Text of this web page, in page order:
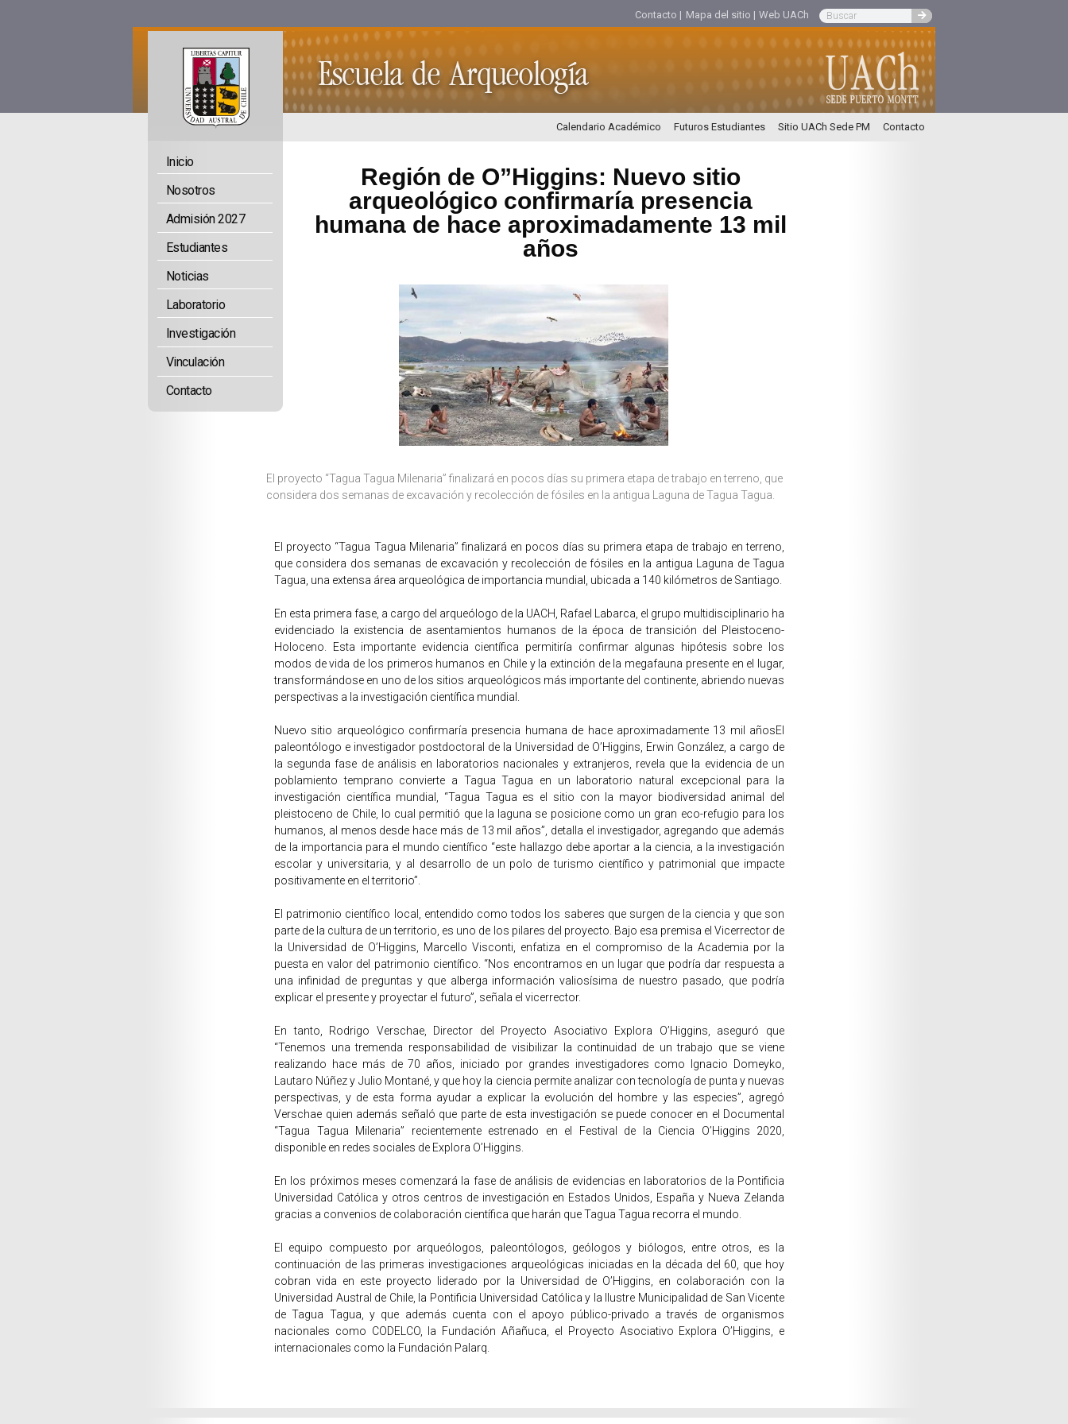
Contacto | Mapa del sitio | Web UACh
Calendario Académico Futuros Estudiantes Sitio UACh Sede PM Contacto
Inicio
Nosotros
Admisión 2027
Estudiantes
Noticias
Laboratorio
Investigación
Vinculación
Contacto
Región de O”Higgins: Nuevo sitio
arqueológico confirmaría presencia
humana de hace aproximadamente 13 mil
años
El proyecto “Tagua Tagua Milenaria” finalizará en pocos días su primera etapa de trabajo en terreno, que
considera dos semanas de excavación y recolección de fósiles en la antigua Laguna de Tagua Tagua.
El proyecto “Tagua Tagua Milenaria” finalizará en pocos días su primera etapa de trabajo en terreno,
que considera dos semanas de excavación y recolección de fósiles en la antigua Laguna de Tagua
Tagua, una extensa área arqueológica de importancia mundial, ubicada a 140 kilómetros de Santiago.
En esta primera fase, a cargo del arqueólogo de la UACH, Rafael Labarca, el grupo multidisciplinario ha
evidenciado la existencia de asentamientos humanos de la época de transición del Pleistoceno-
Holoceno. Esta importante evidencia científica permitiría confirmar algunas hipótesis sobre los
modos de vida de los primeros humanos en Chile y la extinción de la megafauna presente en el lugar,
transformándose en uno de los sitios arqueológicos más importante del continente, abriendo nuevas
perspectivas a la investigación científica mundial.
Nuevo sitio arqueológico confirmaría presencia humana de hace aproximadamente 13 mil añosEl
paleontólogo e investigador postdoctoral de la Universidad de O’Higgins, Erwin González, a cargo de
la segunda fase de análisis en laboratorios nacionales y extranjeros, revela que la evidencia de un
poblamiento temprano convierte a Tagua Tagua en un laboratorio natural excepcional para la
investigación científica mundial, “Tagua Tagua es el sitio con la mayor biodiversidad animal del
pleistoceno de Chile, lo cual permitió que la laguna se posicione como un gran eco-refugio para los
humanos, al menos desde hace más de 13 mil años”, detalla el investigador, agregando que además
de la importancia para el mundo científico “este hallazgo debe aportar a la ciencia, a la investigación
escolar y universitaria, y al desarrollo de un polo de turismo científico y patrimonial que impacte
positivamente en el territorio”.
El patrimonio científico local, entendido como todos los saberes que surgen de la ciencia y que son
parte de la cultura de un territorio, es uno de los pilares del proyecto. Bajo esa premisa el Vicerrector de
la Universidad de O’Higgins, Marcello Visconti, enfatiza en el compromiso de la Academia por la
puesta en valor del patrimonio científico. “Nos encontramos en un lugar que podría dar respuesta a
una infinidad de preguntas y que alberga información valiosísima de nuestro pasado, que podría
explicar el presente y proyectar el futuro”, señala el vicerrector.
En tanto, Rodrigo Verschae, Director del Proyecto Asociativo Explora O’Higgins, aseguró que
“Tenemos una tremenda responsabilidad de visibilizar la continuidad de un trabajo que se viene
realizando hace más de 70 años, iniciado por grandes investigadores como Ignacio Domeyko,
Lautaro Núñez y Julio Montané, y que hoy la ciencia permite analizar con tecnología de punta y nuevas
perspectivas, y de esta forma ayudar a explicar la evolución del hombre y las especies”, agregó
Verschae quien además señaló que parte de esta investigación se puede conocer en el Documental
“Tagua Tagua Milenaria” recientemente estrenado en el Festival de la Ciencia O’Higgins 2020,
disponible en redes sociales de Explora O’Higgins.
En los próximos meses comenzará la fase de análisis de evidencias en laboratorios de la Pontificia
Universidad Católica y otros centros de investigación en Estados Unidos, España y Nueva Zelanda
gracias a convenios de colaboración científica que harán que Tagua Tagua recorra el mundo.
El equipo compuesto por arqueólogos, paleontólogos, geólogos y biólogos, entre otros, es la
continuación de las primeras investigaciones arqueológicas iniciadas en la década del 60, que hoy
cobran vida en este proyecto liderado por la Universidad de O’Higgins, en colaboración con la
Universidad Austral de Chile, la Pontificia Universidad Católica y la Ilustre Municipalidad de San Vicente
de Tagua Tagua, y que además cuenta con el apoyo público-privado a través de organismos
nacionales como CODELCO, la Fundación Añañuca, el Proyecto Asociativo Explora O’Higgins, e
internacionales como la Fundación Palarq.